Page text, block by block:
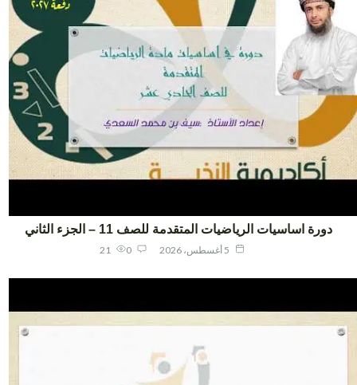
دورة اساسيات الرياضيات المتقدمة للصف 11 – الجزء الثاني
21